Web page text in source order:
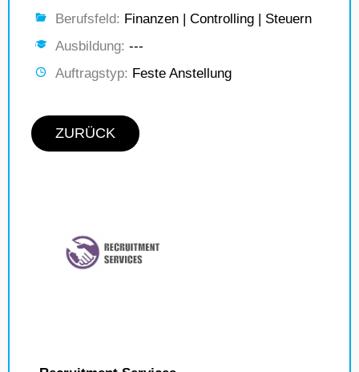
Berufsfeld: Finanzen | Controlling | Steuern
Ausbildung: ---
Auftragstyp: Feste Anstellung
ZURÜCK